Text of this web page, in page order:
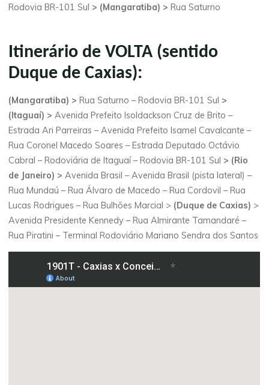
Rodovia BR-101 Sul > (Mangaratiba) >Rua Saturno
Itinerário de VOLTA (sentido
Duque de Caxias):
(Mangaratiba) >Rua Saturno – Rodovia BR-101 Sul >
(Itaguaí) > Avenida Prefeito Isoldackson Cruz de Brito –
Estrada Ari Parreiras – Avenida Prefeito Isamel Cavalcante –
Rua Coronel Macedo Soares – Estrada Deputado Octávio
Cabral – Rodoviária de Itaguaí – Rodovia BR-101 Sul > (Rio
de Janeiro) > Avenida Brasil – Avenida Brasil (pista lateral) –
Rua Mundaú – Rua Álvaro de Macedo – Rua Cordovil – Rua
Lucas Rodrigues – Rua Bulhões Marcial > (Duque de Caxias) >
Avenida Presidente Kennedy – Rua Almirante Tamandaré –
Rua Piratini – Terminal Rodoviário Mariano Sendra dos Santos